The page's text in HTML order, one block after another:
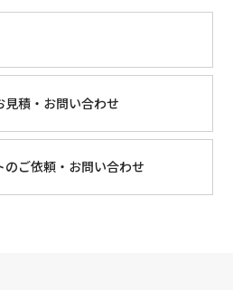
見積・お問い合わせ
ご依頼・お問い合わせ